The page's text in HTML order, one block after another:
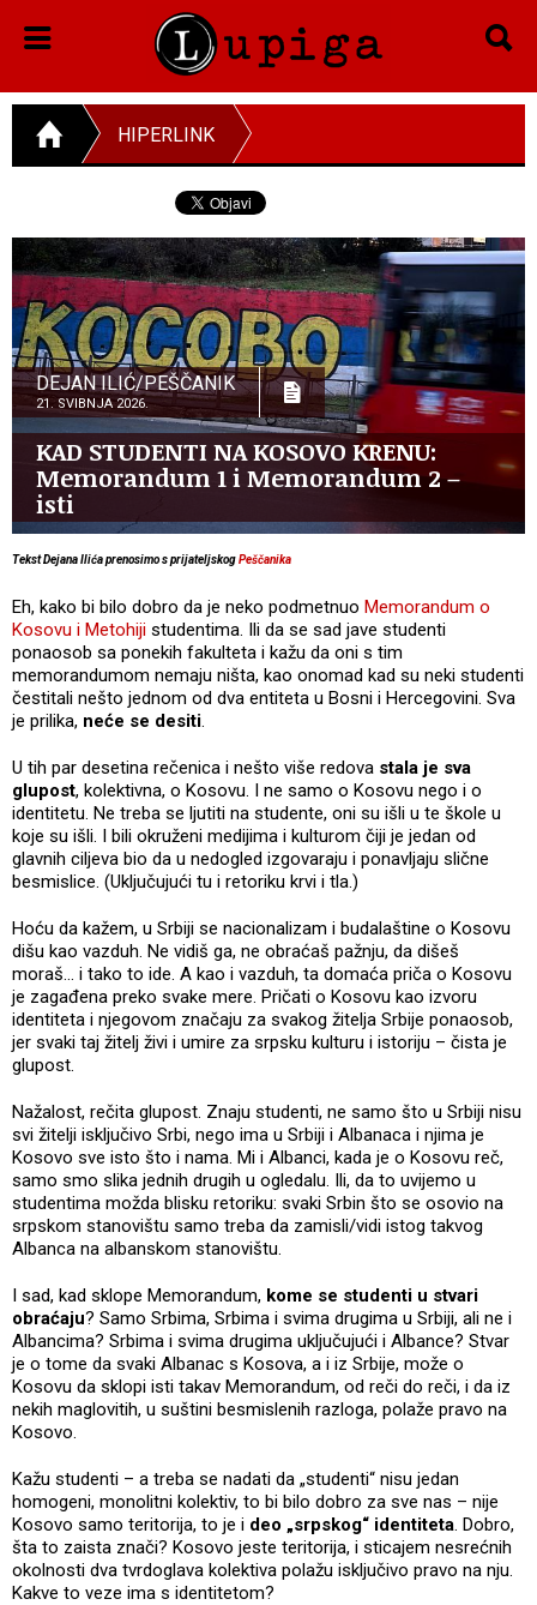
HIPERLINK
DEJAN ILIĆ/PEŠČANIK
21. SVIBNJA 2026.
KAD STUDENTI NA KOSOVO KRENU:
Memorandum 1 i Memorandum 2 –
isti
Tekst Dejana Ilića prenosimo s prijateljskogPeščanika
Eh, kako bi bilo dobro da je neko podmetnuo Memorandum o
Kosovu i Metohiji studentima. Ili da se sad jave studenti
ponaosob sa ponekih fakulteta i kažu da oni s tim
memorandumom nemaju ništa, kao onomad kad su neki studenti
čestitali nešto jednom od dva entiteta u Bosni i Hercegovini. Sva
je prilika, neće se desiti.
U tih par desetina rečenica i nešto više redova stala je sva
glupost, kolektivna, o Kosovu. I ne samo o Kosovu nego i o
identitetu. Ne treba se ljutiti na studente, oni su išli u te škole u
koje su išli. I bili okruženi medijima i kulturom čiji je jedan od
glavnih ciljeva bio da u nedogled izgovaraju i ponavljaju slične
besmislice. (Uključujući tu i retoriku krvi i tla.)
Hoću da kažem, u Srbiji se nacionalizam i budalaštine o Kosovu
dišu kao vazduh. Ne vidiš ga, ne obraćaš pažnju, da dišeš
moraš… i tako to ide. A kao i vazduh, ta domaća priča o Kosovu
je zagađena preko svake mere. Pričati o Kosovu kao izvoru
identiteta i njegovom značaju za svakog žitelja Srbije ponaosob,
jer svaki taj žitelj živi i umire za srpsku kulturu i istoriju – čista je
glupost.
Nažalost, rečita glupost. Znaju studenti, ne samo što u Srbiji nisu
svi žitelji isključivo Srbi, nego ima u Srbiji i Albanaca i njima je
Kosovo sve isto što i nama. Mi i Albanci, kada je o Kosovu reč,
samo smo slika jednih drugih u ogledalu. Ili, da to uvijemo u
studentima možda blisku retoriku: svaki Srbin što se osovio na
srpskom stanovištu samo treba da zamisli/vidi istog takvog
Albanca na albanskom stanovištu.
I sad, kad sklope Memorandum, kome se studenti u stvari
obraćaju? Samo Srbima, Srbima i svima drugima u Srbiji, ali ne i
Albancima? Srbima i svima drugima uključujući i Albance? Stvar
je o tome da svaki Albanac s Kosova, a i iz Srbije, može o
Kosovu da sklopi isti takav Memorandum, od reči do reči, i da iz
nekih maglovitih, u suštini besmislenih razloga, polaže pravo na
Kosovo.
Kažu studenti – a treba se nadati da „studenti“ nisu jedan
homogeni, monolitni kolektiv, to bi bilo dobro za sve nas – nije
Kosovo samo teritorija, to je i deo „srpskog“ identiteta. Dobro,
šta to zaista znači? Kosovo jeste teritorija, i sticajem nesrećnih
okolnosti dva tvrdoglava kolektiva polažu isključivo pravo na nju.
Kakve to veze ima s identitetom?